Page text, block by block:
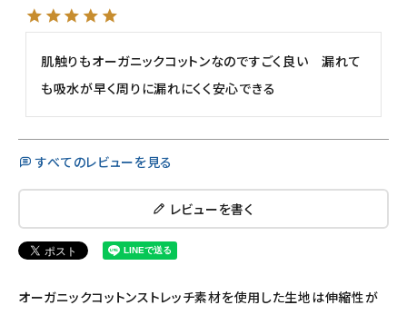
meeting_room ログイン person
肌触りもオーガニックコットンなのですごく良い　漏れて
も吸水が早く周りに漏れにくく安心できる
すべてのレビューを見る
レビューを書く
オーガニックコットンストレッチ素材を使用した生地は伸縮性が